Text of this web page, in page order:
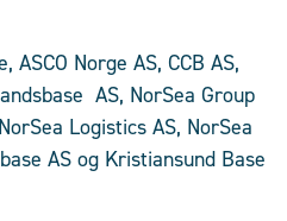
Norge AS, CCB AS,
AS, NorSea Group
Logistics AS, NorSea
AS og Kristiansund Base